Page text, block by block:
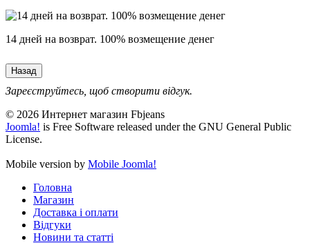
14 дней на возврат. 100% возмещение денег
Зареєструйтесь, щоб створити відгук.
© 2026 Интернет магазин Fbjeans
Joomla! is Free Software released under the GNU General Public
License.
Mobile version by Mobile Joomla!
Головна
Магазин
Доставка і оплати
Відгуки
Новини та статті